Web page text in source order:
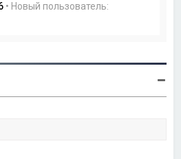
• Новый пользователь: